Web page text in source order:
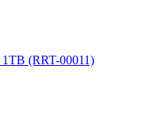
(RRT-00011)